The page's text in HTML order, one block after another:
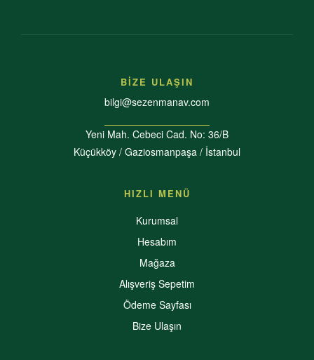
BİZE ULAŞIN
bilgi@sezenmanav.com
Yeni Mah. Cebeci Cad. No: 36/B
Küçükköy / Gaziosmanpaşa / İstanbul
HIZLI MENÜ
Kurumsal
Hesabım
Mağaza
Alışveriş Sepetim
Ödeme Sayfası
Bize Ulaşın